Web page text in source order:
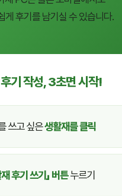
게 후기를 남기실 수 있습니다.
후기 작성, 3초면 시작!
쓰고 싶은생활재를 클릭
재 후기 쓰기」 버튼누르기